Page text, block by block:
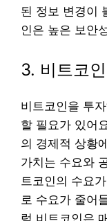
된 정보 변경이
인은 높은 보안
3. 비트코
비트코인을 투
할 필요가 있어
의 경제적 상황
가치는 수요와
트코인의 수요
로 수요가 줄어
럼 비트코인은